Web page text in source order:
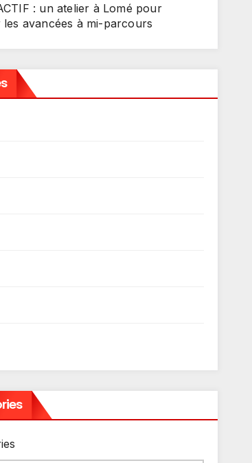
: un atelier à Lomé pour
les avancées à mi-parcours